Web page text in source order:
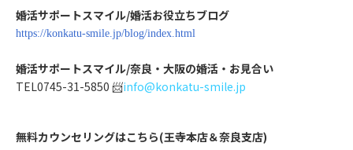
婚活サポートスマイル/婚活お役立ちブログ
https://konkatu-smile.jp/blog/index.html
婚活サポートスマイル/奈良・大阪の婚活・お見合い
TEL0745-31-5850 📨info@konkatu-smile.jp
無料カウンセリングはこちら(王寺本店＆奈良支店)